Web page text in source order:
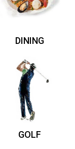
DINING
GOLF